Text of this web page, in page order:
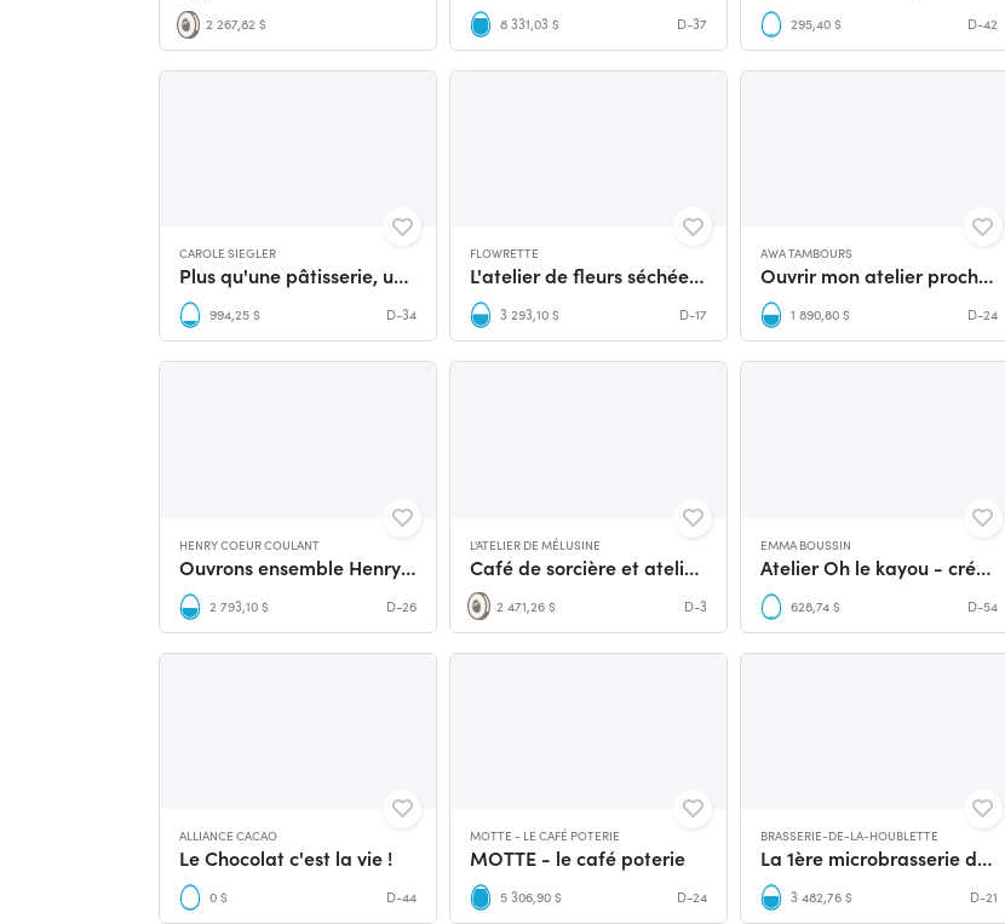
2 267,82 $ 8 331,03 $ D-37 295,40 $ D-42
CAROLE SIEGLER
Plus qu'une pâtisserie, un lieu de partage.
994,25 $ D-34
FLOWRETTE
L'atelier de fleurs séchées et de bougies, made in France
3 293,10 $ D-17
AWA TAMBOURS
Ouvrir mon atelier proche des Pyrénées !
1 890,80 $ D-24
HENRY COEUR COULANT
Ouvrons ensemble Henry coeur coulant !
2 793,10 $ D-26
L'ATELIER DE MÉLUSINE
Café de sorcière et ateliers ludiques !
2 471,26 $ D-3
EMMA BOUSSIN
Atelier Oh le kayou - création et réparation de bijoux
628,74 $ D-54
ALLIANCE CACAO
Le Chocolat c'est la vie !
0 $ D-44
MOTTE - LE CAFÉ POTERIE
MOTTE - le café poterie
5 306,90 $ D-24
BRASSERIE-DE-LA-HOUBLETTE
La 1ère microbrasserie de Challans
3 482,76 $ D-21